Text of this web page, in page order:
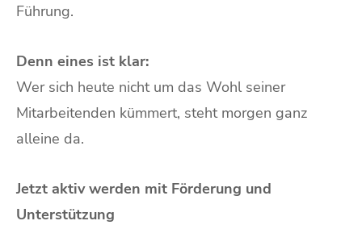
Führung.
Denn eines ist klar:
Wer sich heute nicht um das Wohl seiner
Mitarbeitenden kümmert, steht morgen ganz
alleine da.
Jetzt aktiv werden mit Förderung und
Unterstützung